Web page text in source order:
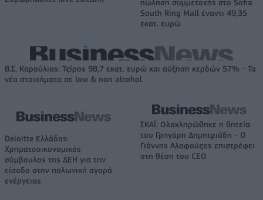
πώληση συμμετοχής στο Sofia
South Ring Mall έναντι 49,35
εκατ. ευρώ
Β.Σ. Καρούλιας: Τζίρος 98,7 εκατ. ευρώ και αύξηση κερδών 57% - Τα
νέα στοιχήματα σε low & non alcohol
Deloitte Ελλάδος:
Χρηματοοικονομικός
σύμβουλος της ΔΕΗ για την
είσοδο στην πολωνική αγορά
ενέργειας
ΣΚΑΪ: Ολοκληρώθηκε η θητεία
του Γρηγόρη Δημητριάδη - Ο
Γιάννης Αλαφούζος επιστρέφει
στη θέση του CEO